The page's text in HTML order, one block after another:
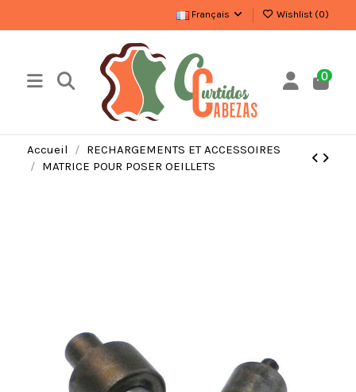
Français Wishlist (0)
0
Accueil
RECHARGEMENTS ET ACCESSOIRES
MATRICE POUR POSER OEILLETS